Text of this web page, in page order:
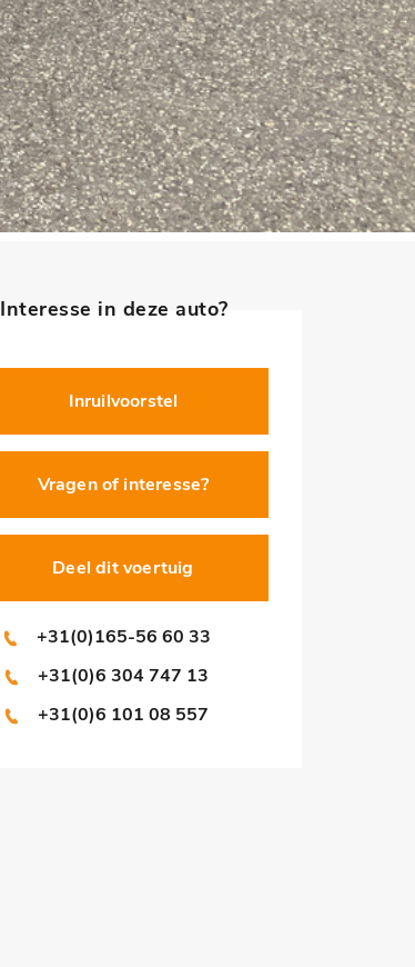
Interesse in deze auto?
Inruilvoorstel
Vragen of interesse?
Deel dit voertuig
+31(0)165-56 60 33
+31(0)6 304 747 13
+31(0)6 101 08 557